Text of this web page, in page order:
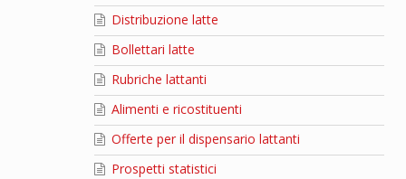
Distribuzione latte
Bollettari latte
Rubriche lattanti
Alimenti e ricostituenti
Offerte per il dispensario lattanti
Prospetti statistici